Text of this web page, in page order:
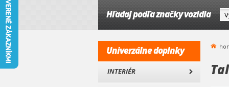
Hľadaj podľa značky vozidla
Univerzálne doplnky
INTERIÉR